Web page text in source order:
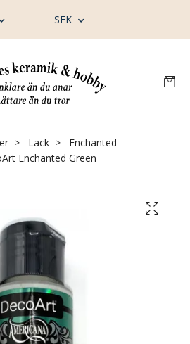
SEK
Lack
Enchanted
Enchanted Green